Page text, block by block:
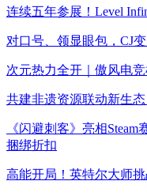
连续五年参展！Level
对口号、领显眼包，CJ
次元热力全开｜傲风电
共建非遗资源联动新生
《闪避刺客》亮相
捆绑折扣
高能开局！英特尔大师挑